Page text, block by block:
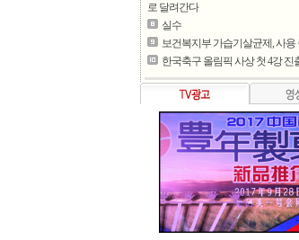
로 달려간다
실수
보건복지부 가습기살균제, 사용
한국축구 올림픽 사상 첫 4강 진